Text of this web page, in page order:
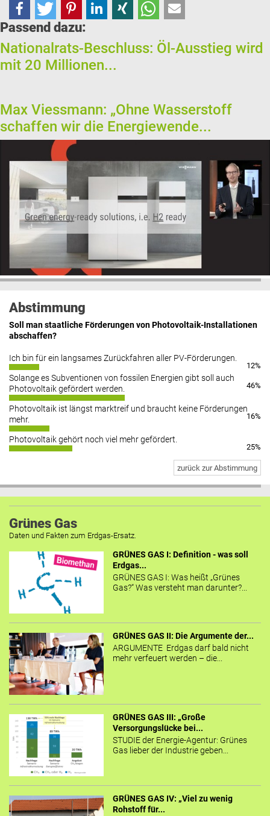
Passend dazu:
Nationalrats-Beschluss: Öl-Ausstieg wird
mit 20 Millionen...
Max Viessmann: „Ohne Wasserstoff
schaffen wir die Energiewende...
Abstimmung
Soll man staatliche Förderungen von Photovoltaik-Installationen
abschaffen?
Ich bin für ein langsames Zurückfahren aller PV-Förderungen.
12%
Solange es Subventionen von fossilen Energien gibt soll auch
Photovoltaik gefördert werden.
46%
Photovoltaik ist längst marktreif und braucht keine Förderungen
mehr.
16%
Photovoltaik gehört noch viel mehr gefördert.
25%
zurück zur Abstimmung
Grünes Gas
Daten und Fakten zum Erdgas-Ersatz.
GRÜNES GAS I: Definition - was soll
Erdgas...
GRÜNES GAS I: Was heißt „Grünes
Gas?“ Was versteht man darunter?...
GRÜNES GAS II: Die Argumente der...
ARGUMENTE Erdgas darf bald nicht
mehr verfeuert werden – die...
GRÜNES GAS III: „Große
Versorgungslücke bei...
STUDIE der Energie-Agentur: Grünes
Gas lieber der Industrie geben...
GRÜNES GAS IV: „Viel zu wenig
Rohstoff für...